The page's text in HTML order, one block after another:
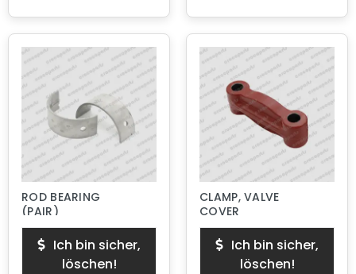
ROD BEARING
(PAIR)
Ich bin sicher,
löschen!
CLAMP, VALVE
COVER
Ich bin sicher,
löschen!